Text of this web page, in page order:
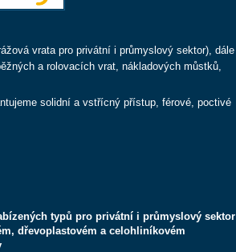
vrata pro privátní i průmyslový sektor), dále
a rolovacích vrat, nákladových můstků,
solidní a vstřícný přístup, férové, poctivé
typů pro privátní i průmyslový sektor
dřevoplastovém a celohliníkovém